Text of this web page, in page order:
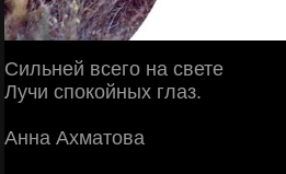
Сильней всего на свете
Лучи спокойных глаз.
Анна Ахматова